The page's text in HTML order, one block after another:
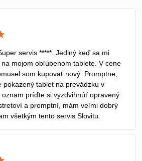
5
servis *****. Jediný keď sa mi
mojom obľúbenom tablete. V cene
som kupovať nový. Promptne,
pokazený tablet na prevádzku v
oznam príďte si vyzdvihnúť opravený
a promptní, mám veľmi dobrý
všetkým tento servis Slovitu.